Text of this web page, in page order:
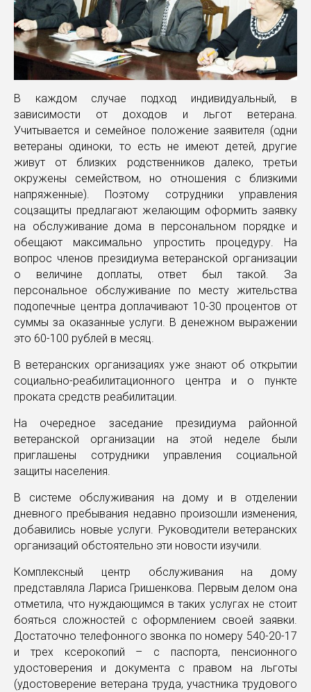
В каждом случае подход индивидуальный, в
зависимости от доходов и льгот ветерана.
Учитывается и семейное положение заявителя (одни
ветераны одиноки, то есть не имеют детей, другие
живут от близких родственников далеко, третьи
окружены семейством, но отношения с близкими
напряженные). Поэтому сотрудники управления
соцзащиты предлагают желающим оформить заявку
на обслуживание дома в персональном порядке и
обещают максимально упростить процедуру. На
вопрос членов президиума ветеранской организации
о величине доплаты, ответ был такой. За
персональное обслуживание по месту жительства
подопечные центра доплачивают 10-30 процентов от
суммы за оказанные услуги. В денежном выражении
это 60-100 рублей в месяц.
В ветеранских организациях уже знают об открытии
социально-реабилитационного центра и о пункте
проката средств реабилитации.
На очередное заседание президиума районной
ветеранской организации на этой неделе были
приглашены сотрудники управления социальной
защиты населения.
В системе обслуживания на дому и в отделении
дневного пребывания недавно произошли изменения,
добавились новые услуги. Руководители ветеранских
организаций обстоятельно эти новости изучили.
Комплексный центр обслуживания на дому
представляла Лариса Гришенкова. Первым делом она
отметила, что нуждающимся в таких услугах не стоит
бояться сложностей с оформлением своей заявки.
Достаточно телефонного звонка по номеру 540-20-17
и трех ксерокопий – с паспорта, пенсионного
удостоверения и документа с правом на льготы
(удостоверение ветерана труда, участника трудового